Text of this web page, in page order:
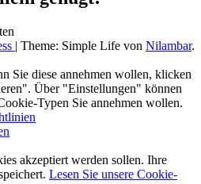
| Theme: Simple Life von Nilambar.
Sie diese annehmen wollen, klicken
Über "Einstellungen" können
Typen Sie annehmen wollen.
akzeptiert werden sollen. Ihre
Lesen Sie unsere Cookie-